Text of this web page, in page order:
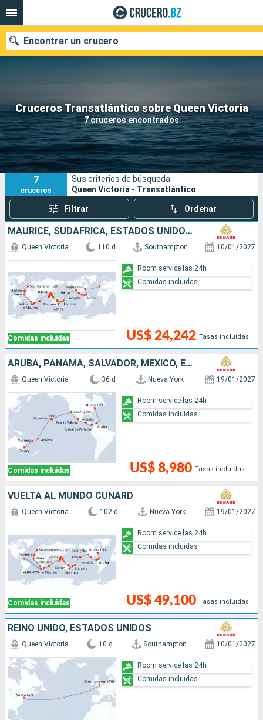
Cruceros Transatlántico sobre Queen Victoria
7 cruceros encontrados
Encontrar un crucero
Nuestros destinos
Fecha de salida
Puertos Compañías
Buscar
7
cruceros
Sus criterios de búsqueda:
Queen Victoria - Transatlántico
Filtrar Ordenar
MAURICE, SUDAFRICA, ESTADOS UNIDOS, ARUBA, PORTUGAL, PANAMÁ, REINO UNIDO, SALVADOR, MÉXICO, FRANCIA, FIDJI (ISLAS), NUEVA CALEDONIA, AUSTRALIA, INDONESIA, FILIPINAS, CHINA, VIETNAM, SINGAPUR, NAMIBIA,
Comidas incluidas
Queen Victoria 110 d Southampton 10/01/2027
US$ 24,242 Tasas incluidas
Room service las 24h
Comidas incluidas
ARUBA, PANAMÁ, SALVADOR, MÉXICO, ESTADOS UNIDOS, FRANCIA, FIDJI (ISLAS), NUEVA CALEDONIA, AUSTRALIA
Comidas incluidas
Queen Victoria 36 d Nueva York 19/01/2027
US$ 8,980 Tasas incluidas
Room service las 24h
Comidas incluidas
VUELTA AL MUNDO CUNARD
Comidas incluidas
Queen Victoria 102 d Nueva York 19/01/2027
US$ 49,100 Tasas incluidas
Room service las 24h
Comidas incluidas
REINO UNIDO, ESTADOS UNIDOS
Queen Victoria 10 d Southampton 10/01/2027
Room service las 24h
Comidas incluidas